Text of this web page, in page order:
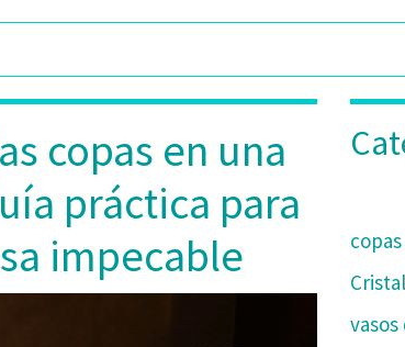
copas en una
práctica para
impecable